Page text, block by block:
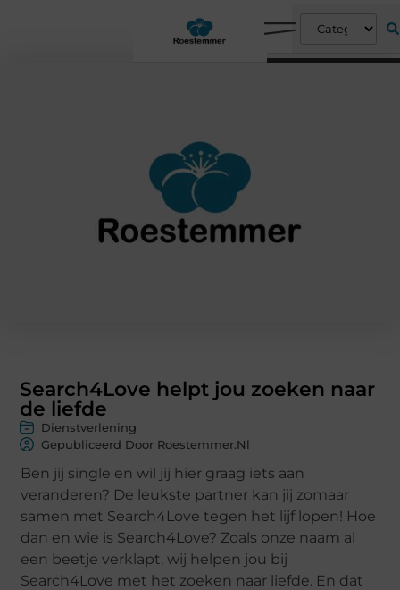
Search4Love helpt jou zoeken naar
de liefde
Dienstverlening
Gepubliceerd Door Roestemmer.nl
Ben jij single en wil jij hier graag iets aan
veranderen? De leukste partner kan jij zomaar
samen met Search4Love tegen het lijf lopen! Hoe
dan en wie is Search4Love? Zoals onze naam al
een beetje verklapt, wij helpen jou bij
Search4Love met het zoeken naar liefde. En dat